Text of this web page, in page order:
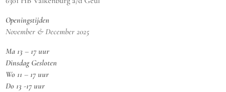
Openingstijden
November & December 2025
Ma 13 – 17 uur
Dinsdag Gesloten
Wo 11 – 17 uur
Do 13 -17 uur